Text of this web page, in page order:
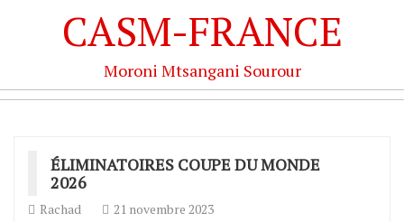
CASM-FRANCE
Moroni Mtsangani Sourour
ÉLIMINATOIRES COUPE DU MONDE
2026
Rachad 21 novembre 2023